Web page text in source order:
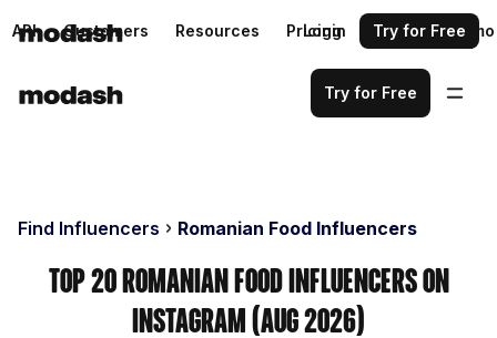
API Customers Resources Pricing Request a demo
Login Try for Free
Try for Free
Find Influencers Romanian Food Influencers
Top 20 Romanian Food Influencers on
Instagram (Aug 2026)